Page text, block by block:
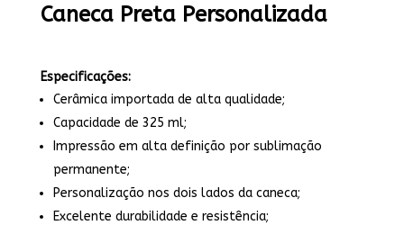
Caneca Preta Personalizada
Especificações:
Cerâmica importada de alta qualidade;
Capacidade de 325 ml;
Impressão em alta definição por sublimação
permanente;
Personalização nos dois lados da caneca;
Excelente durabilidade e resistência;